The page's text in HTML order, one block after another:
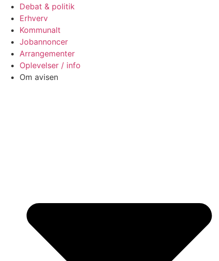
Debat & politik
Erhverv
Kommunalt
Jobannoncer
Arrangementer
Oplevelser / info
Om avisen